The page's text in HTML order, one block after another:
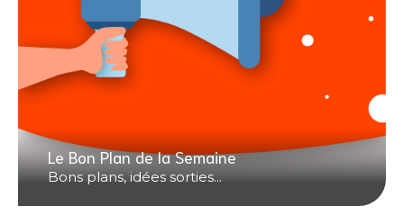
Le Bon Plan de la Semaine
Bons plans, idées sorties...